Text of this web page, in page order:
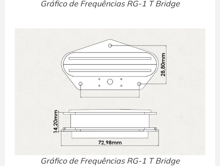
Gráfico de Frequências RG-1 T Bridge
Gráfico de Frequências RG-1 T Bridge